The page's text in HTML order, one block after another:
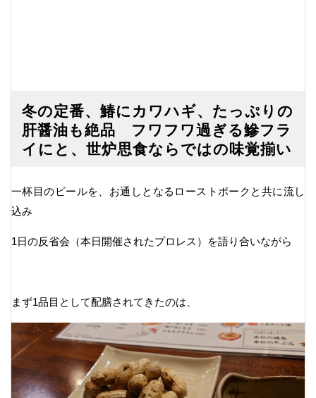
冬の定番、鰆にカワハギ、たっぷりの
肝醤油も絶品 フワフワ過ぎる鰺フラ
イにと、世炉思食ならではの味覚揃い
一杯目のビールを、お通しとなるローストポークと共に流し
込み
1日の反省会（本日開催されたプロレス）を語り合いながら
まず1品目として配膳されてきたのは、